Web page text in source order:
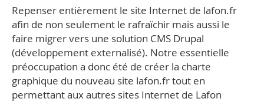
Repenser entièrement le site Internet de lafon.fr
afin de non seulement le rafraïchir mais aussi le
faire migrer vers une solution CMS Drupal
(développement externalisé). Notre essentielle
préoccupation a donc été de créer la charte
graphique du nouveau site lafon.fr tout en
permettant aux autres sites Internet de Lafon